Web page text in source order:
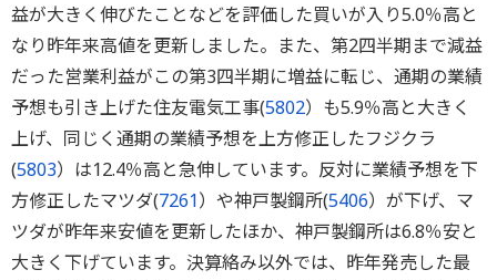
益が大きく伸びたことなどを評価した買いが入り5.0％高と
なり昨年来高値を更新しました。また、第2四半期まで減益
だった営業利益がこの第3四半期に増益に転じ、通期の業績
予想も引き上げた住友電気工事(5802）も5.9％高と大きく
上げ、同じく通期の業績予想を上方修正したフジクラ
(5803）は12.4％高と急伸しています。反対に業績予想を下
方修正したマツダ(7261）や神戸製鋼所(5406）が下げ、マ
ツダが昨年来安値を更新したほか、神戸製鋼所は6.8％安と
大きく下げています。決算絡み以外では、昨年発売した最